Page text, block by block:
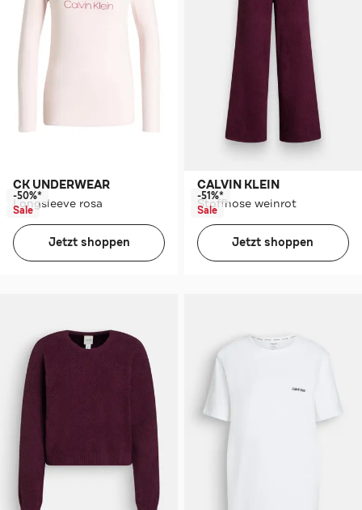
CK UNDERWEAR
Longsleeve rosa
-50%*
Sale
Jetzt shoppen
CALVIN KLEIN
Stoffhose weinrot
-51%*
Sale
Jetzt shoppen